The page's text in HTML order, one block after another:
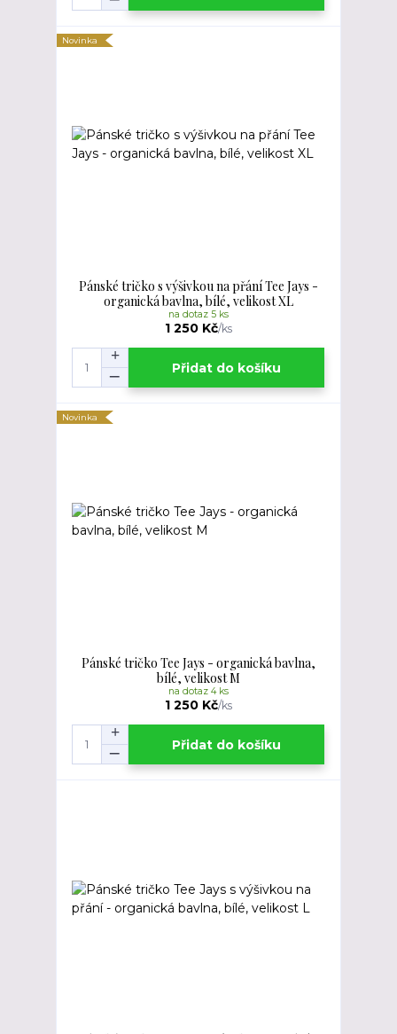
Novinka
Pánské tričko s výšivkou na přání Tee Jays -
organická bavlna, bílé, velikost XL
1 250 Kč/ks
na dotaz 5 ks
Přidat do košíku
Novinka
Pánské tričko Tee Jays - organická bavlna,
bílé, velikost M
1 250 Kč/ks
na dotaz 4 ks
Přidat do košíku